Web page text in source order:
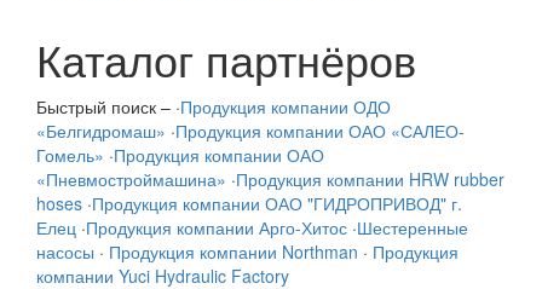
Каталог партнёров
Быстрый поиск – ·Продукция компании ОДО
«Белгидромаш» ·Продукция компании ОАО «САЛЕО-
Гомель» ·Продукция компании ОАО
«Пневмостроймашина» ·Продукция компании HRW rubber
hoses ·Продукция компании ОАО "ГИДРОПРИВОД" г.
Елец ·Продукция компании Арго-Хитос ·Шестеренные
насосы · Продукция компании Northman · Продукция
компании Yuci Hydraulic Factory